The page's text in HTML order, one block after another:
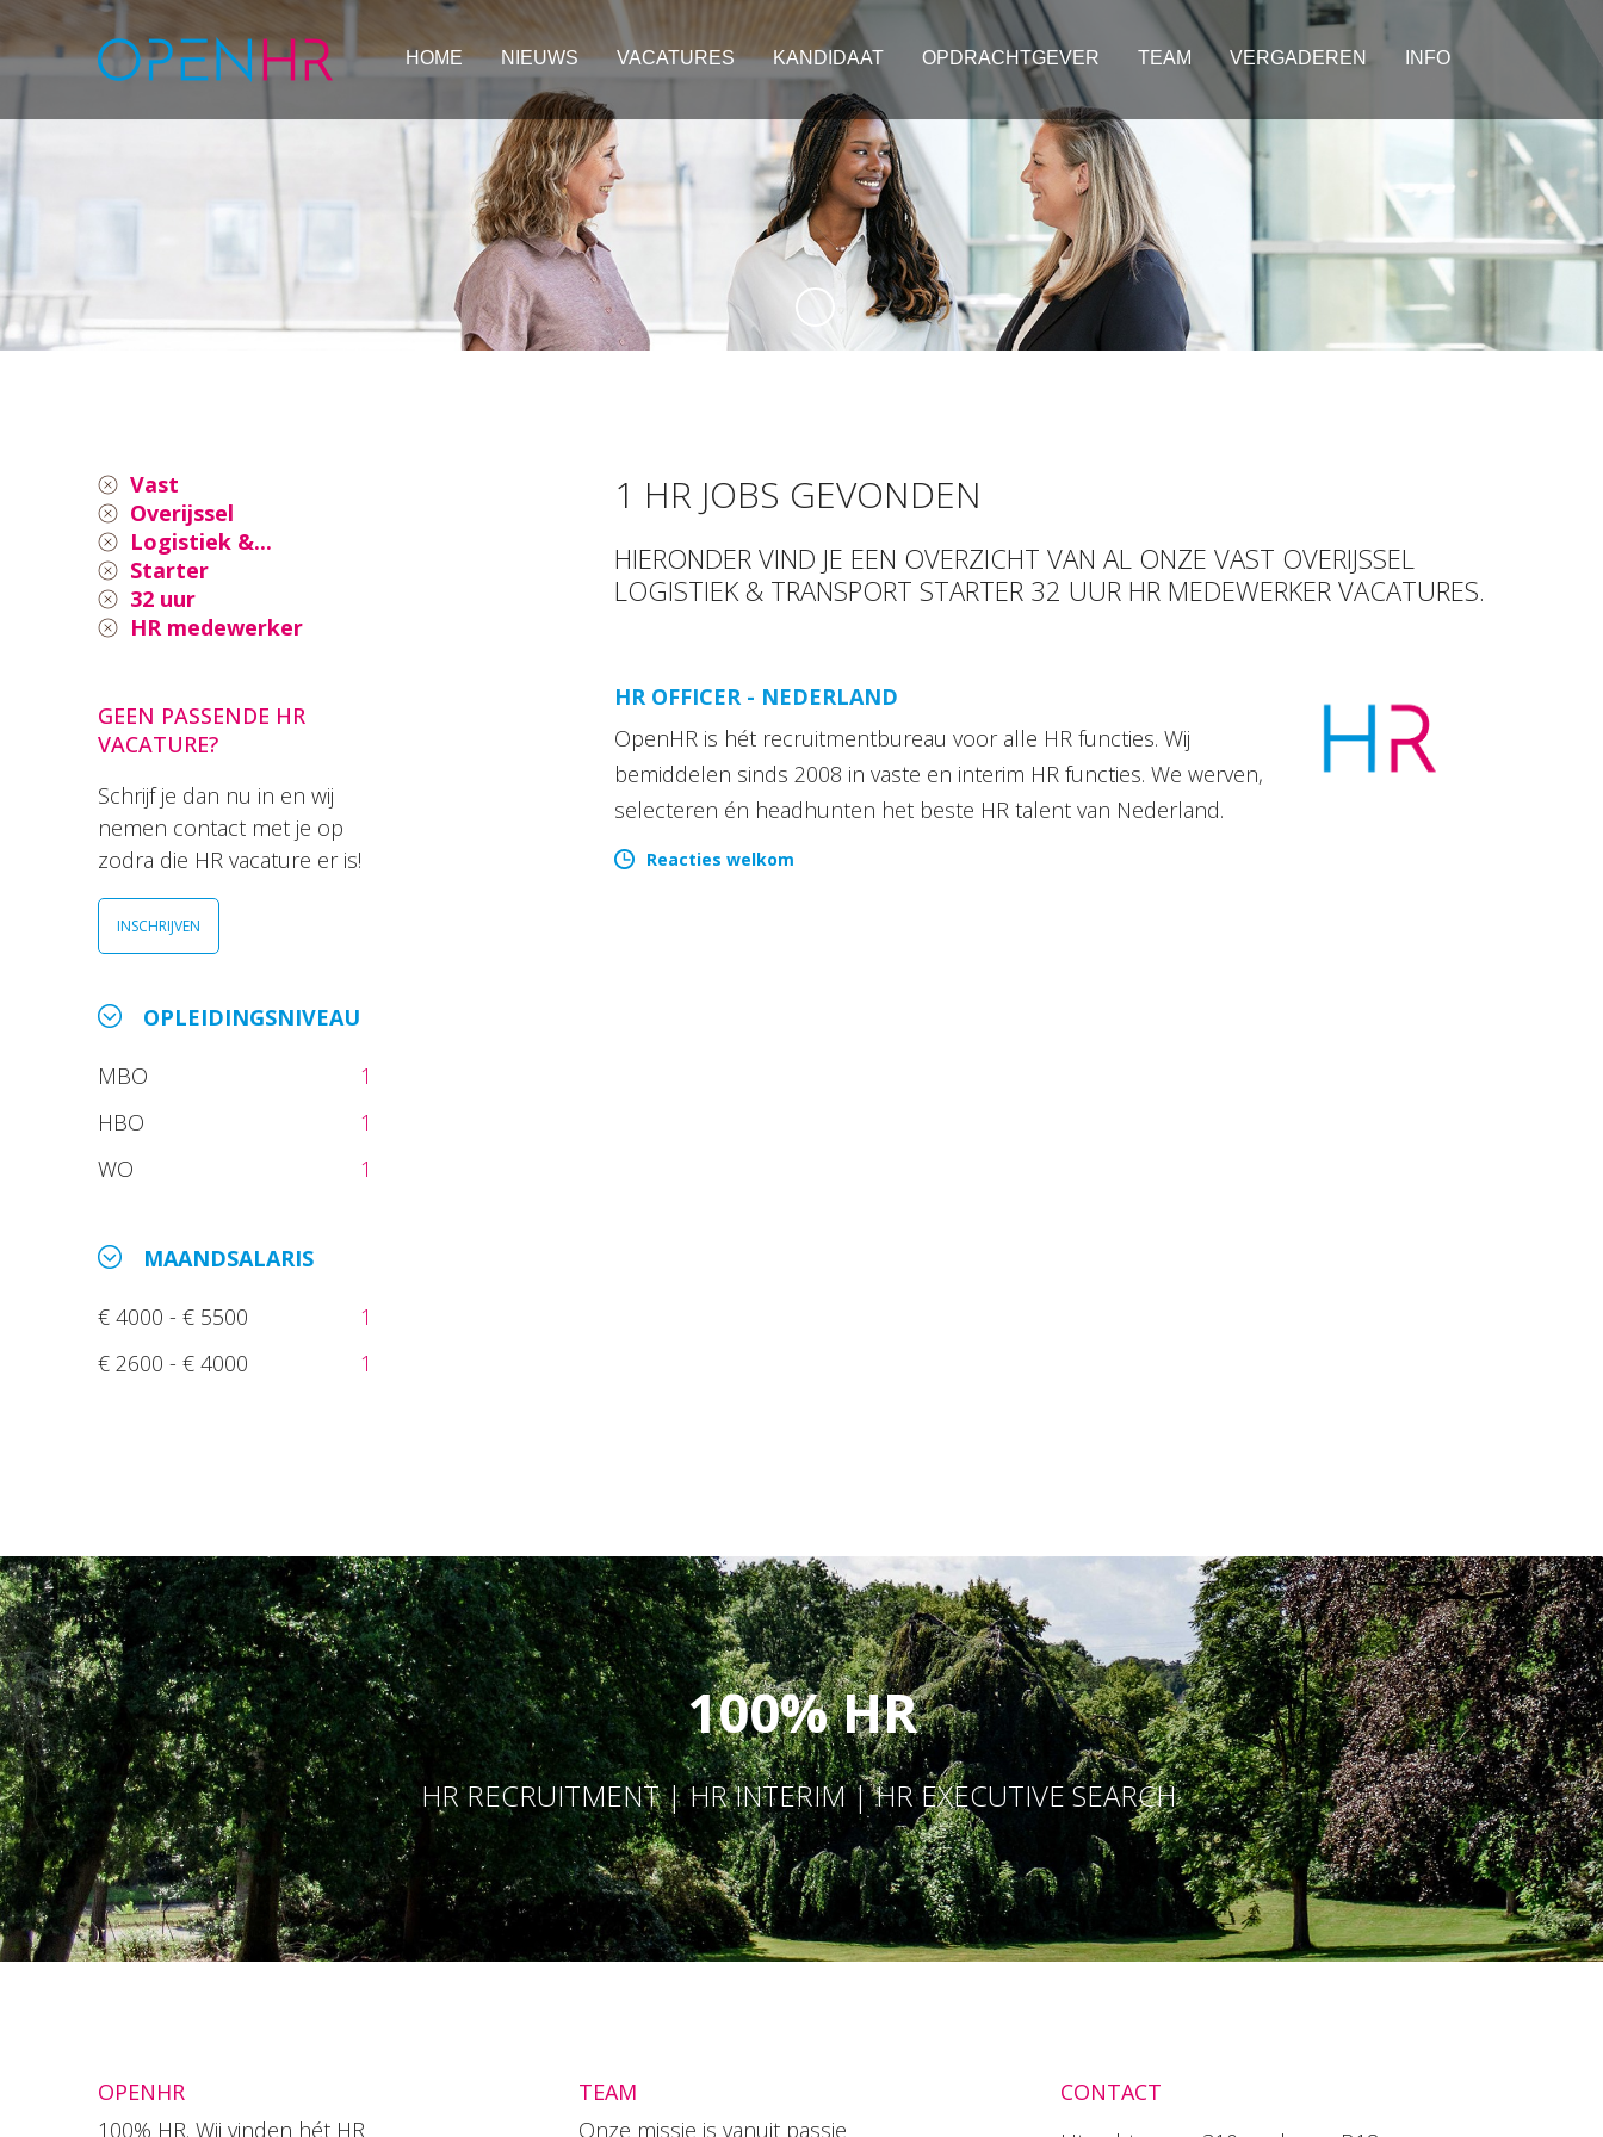
HOME NIEUWS VACATURES KANDIDAAT OPDRACHTGEVER TEAM VERGADEREN INFO
Vast
Overijssel
Logistiek &...
Starter
32 uur
HR medewerker
GEEN PASSENDE HR
VACATURE?
Schrijf je dan nu in en wij
nemen contact met je op
zodra die HR vacature er is!
INSCHRIJVEN
OPLEIDINGSNIVEAU
MBO
1
HBO
1
WO
1
MAANDSALARIS
€ 4000 - € 5500
1
€ 2600 - € 4000
1
1 HR JOBS GEVONDEN
HIERONDER VIND JE EEN OVERZICHT VAN AL ONZE VAST OVERIJSSEL
LOGISTIEK & TRANSPORT STARTER 32 UUR HR MEDEWERKER VACATURES.
HR OFFICER - NEDERLAND
OpenHR is hét recruitmentbureau voor alle HR functies. Wij
bemiddelen sinds 2008 in vaste en interim HR functies. We werven,
selecteren én headhunten het beste HR talent van Nederland.
Reacties welkom
100% HR
HR RECRUITMENT | HR INTERIM | HR EXECUTIVE SEARCH
OPENHR
100% HR. Wij vinden hét HR
TEAM
Onze missie is vanuit passie
CONTACT